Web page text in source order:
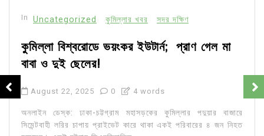
In Uncategorized কুমিল্লার খবর সদর দক্ষিণ
কুমিল্লা বিশ্বরোডে ভয়ংকর ইউটার্ন; প্রাণ গেল মা
বাবা ও দুই ছেলের!
August 22, 2025 0 4 words
অনলাইন ডেস্ক: ঢাকা-চট্টগ্রাম মহাসড়কের কুমিল্লার পদুয়ার বাজারে
সিমেন্টবাহী লরির চাপায় প্রাইভেট কারে থাকা একই পরিবারের ৪ জন নিহত